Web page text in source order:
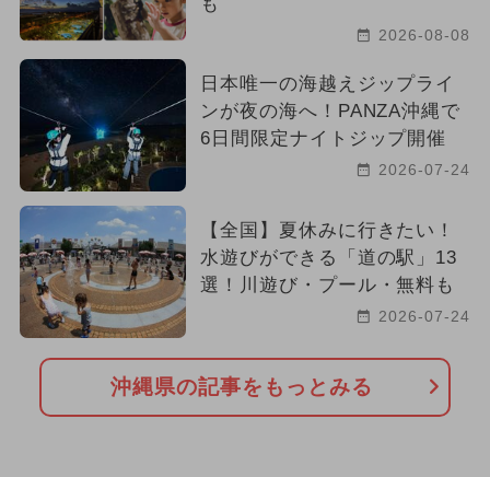
2026-08-08
日本唯一の海越えジップライ
ンが夜の海へ！PANZA沖縄で
6日間限定ナイトジップ開催
2026-07-24
【全国】夏休みに行きたい！
水遊びができる「道の駅」13
選！川遊び・プール・無料も
2026-07-24
沖縄県の記事をもっとみる